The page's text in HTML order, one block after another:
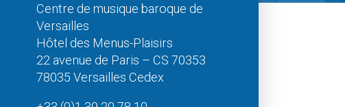
Centre de musique baroque de
Versailles
Hôtel des Menus-Plaisirs
22 avenue de Paris – CS 70353
78035 Versailles Cedex